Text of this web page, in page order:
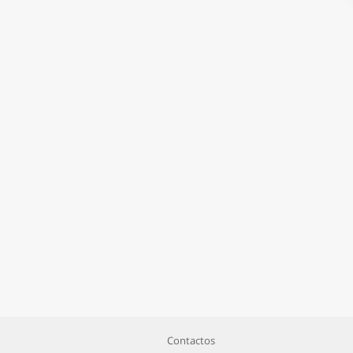
Contactos